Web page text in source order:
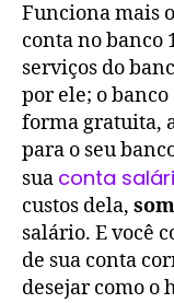
Funciona mais
conta no banco
serviços do
por ele; o
forma gratuita,
para o seu
sua conta
custos dela,
salário. E você
de sua conta
desejar como o